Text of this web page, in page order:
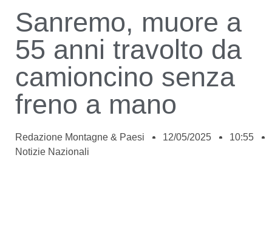
Sanremo, muore a
55 anni travolto da
camioncino senza
freno a mano
Redazione Montagne & Paesi 12/05/2025
10:55
Notizie Nazionali